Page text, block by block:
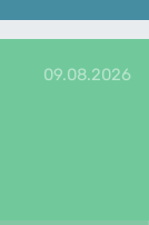
09.08.2026